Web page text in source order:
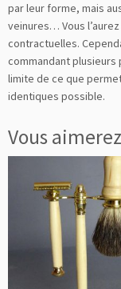
par leur forme, mais
veinures… Vous
contractuelles.
commandant plusieurs
limite de ce que
identiques possible.
Vous